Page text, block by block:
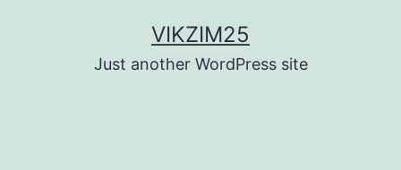
VIKZIM25
Just another WordPress site